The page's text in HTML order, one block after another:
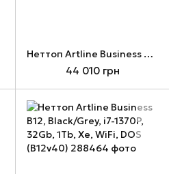
Неттоп Artline Business B12, Black/Grey, i7-1370P, 16Gb, 480Gb, Xe, WiFi, DOS (B12v39)
44 010 грн